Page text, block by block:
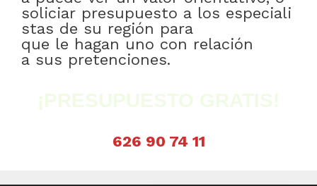
soliciar presupuesto a los especiali
stas de su región para
que le hagan uno con relación
a sus pretenciones.
¡PRESUPUESTO GRATIS!
626 90 74 11